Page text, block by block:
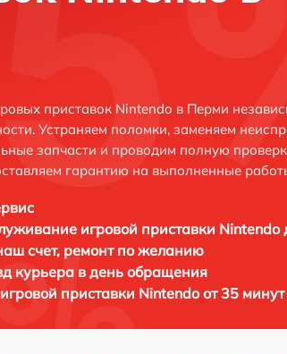
приставок Nintendo в Перми
Устраняем поломки, заменяем
запчасти и проводим полную
гарантию на выполненные
игровой приставки Nintendo
счет, ремонт по желанию
курьера в день обращения
игровой приставки Nintendo от 35 минут